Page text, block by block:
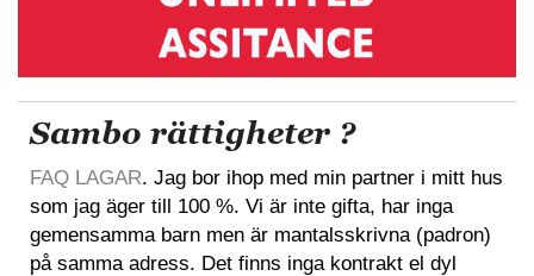
Sambo rättigheter ?
FAQ LAGAR. Jag bor ihop med min partner i mitt hus
som jag äger till 100 %. Vi är inte gifta, har inga
gemensamma barn men är mantalsskrivna (padron)
på samma adress. Det finns inga kontrakt el dyl